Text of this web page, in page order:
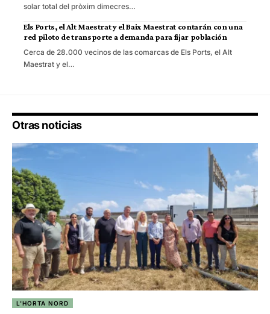
solar total del pròxim dimecres…
Els Ports, el Alt Maestrat y el Baix Maestrat contarán con una
red piloto de transporte a demanda para fijar población
Cerca de 28.000 vecinos de las comarcas de Els Ports, el Alt
Maestrat y el…
Otras noticias
L'HORTA NORD